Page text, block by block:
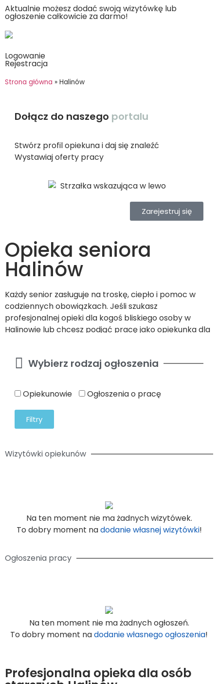
Aktualnie możesz dodać swoją wizytówkę lub
ogłoszenie całkowicie za darmo!
Logowanie
Rejestracja
Strona główna » Halinów
Dołącz do naszego portalu
Stwórz profil opiekuna i daj się znaleźć
Wystawiaj oferty pracy
Zarejestruj się
Opieka seniora
Halinów
Każdy senior zasługuje na troskę, ciepło i pomoc w
codziennych obowiązkach. Jeśli szukasz
profesjonalnej opieki dla kogoś bliskiego osoby w
Halinowie lub chcesz podjąć pracę jako opiekunka dla
jakością opieki, gwarantując poczucie
Wybierz rodzaj ogłoszenia
Opiekunowie Ogłoszenia o pracę
Filtry
Wizytówki opiekunów
Na ten moment nie ma żadnych wizytówek.
To dobry moment nadodanie własnej wizytówki!
Ogłoszenia pracy
Na ten moment nie ma żadnych ogłoszeń.
To dobry moment nadodanie własnego ogłoszenia!
Profesjonalna opieka dla osób